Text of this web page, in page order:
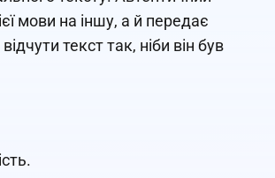
мови на іншу, а й передає
текст так, ніби він був